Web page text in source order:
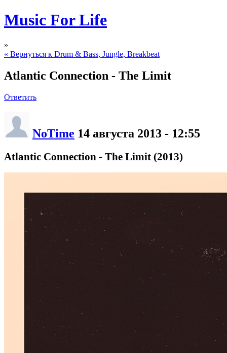
Music For Life
»
« Вернуться к Drum & Bass, Jungle, Breakbeat
Atlantic Connection - The Limit
Ответить
NoTime 14 августа 2013 - 12:55
Atlantic Connection - The Limit (2013)